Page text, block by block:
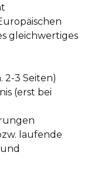
gleichwertiges
2-3 Seiten)
(erst bei
laufende